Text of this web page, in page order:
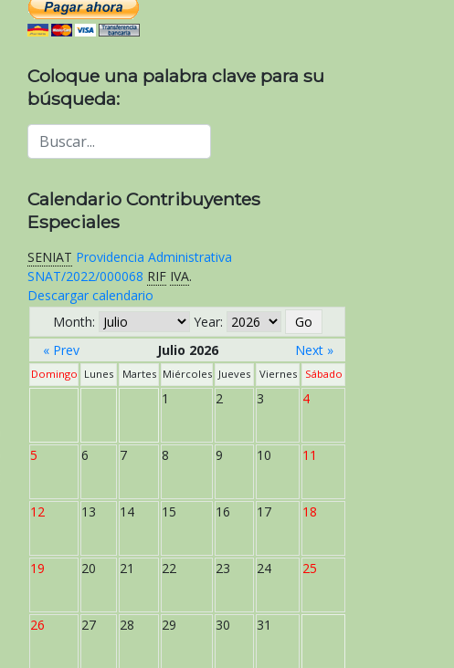
Coloque una palabra clave para su
búsqueda:
Calendario Contribuyentes
Especiales
SENIAT Providencia Administrativa
SNAT/2022/000068 RIF IVA.
Descargar calendario
Month:
Year:
« Prev
Julio 2026 Next »
Domingo Lunes Martes Miércoles Jueves Viernes Sábado
1 2 3 4
5 6 7 8 9 10 11
12 13 14 15 16 17 18
19 20 21 22 23 24 25
26 27 28 29 30 31